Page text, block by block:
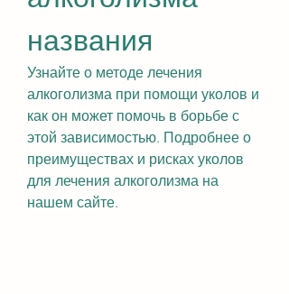
названия
Узнайте о методе лечения
алкоголизма при помощи уколов и
как он может помочь в борьбе с
этой зависимостью. Подробнее о
преимуществах и рисках уколов
для лечения алкоголизма на
нашем сайте.